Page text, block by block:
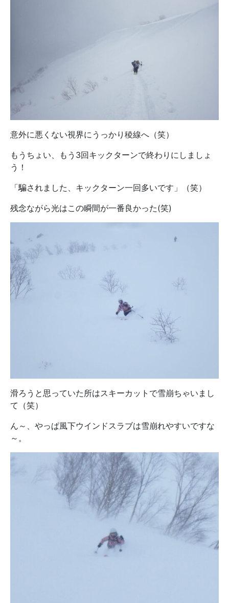
意外に悪くない視界にうっかり稜線へ（笑）
もうちょい、もう3回キックターンで終わりにしましょ
う！
「騙されました、キックターン一回多いです」（笑）
残念ながら光はこの瞬間が一番良かった(笑)
滑ろうと思っていた所はスキーカットで雪崩ちゃいまし
て（笑）
ん～、やっぱ風下ウインドスラブは雪崩れやすいですな
～。